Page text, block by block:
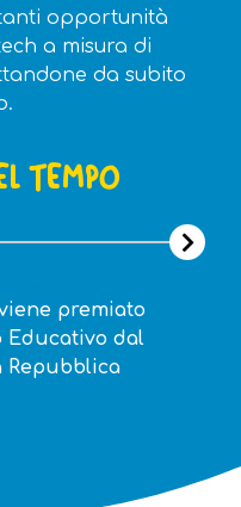
opportunità
a misura di
da subito
TEMPO
premiato
Educativo dal
Repubblica